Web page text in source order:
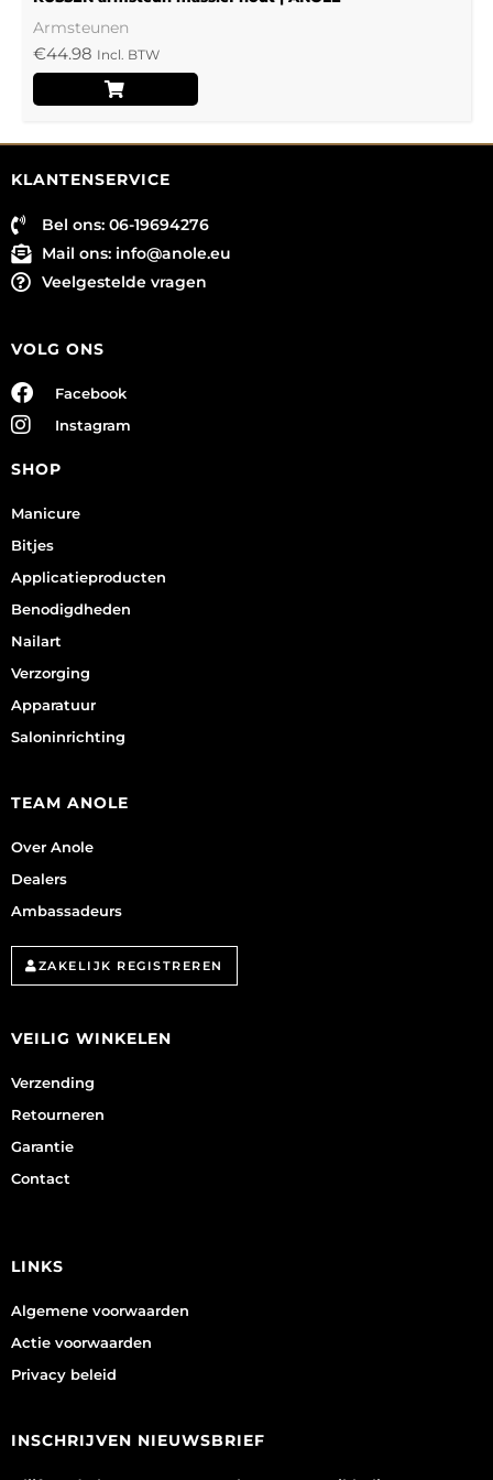
Armsteunen
€44.98 Incl. BTW
KLANTENSERVICE
Bel ons: 06-19694276
Mail ons: info@anole.eu
Veelgestelde vragen
VOLG ONS
Facebook
Instagram
SHOP
Manicure
Bitjes
Applicatieproducten
Benodigdheden
Nailart
Verzorging
Apparatuur
Saloninrichting
TEAM ANOLE
Over Anole
Dealers
Ambassadeurs
ZAKELIJK REGISTREREN
VEILIG WINKELEN
Verzending
Retourneren
Garantie
Contact
LINKS
Algemene voorwaarden
Actie voorwaarden
Privacy beleid
INSCHRIJVEN NIEUWSBRIEF